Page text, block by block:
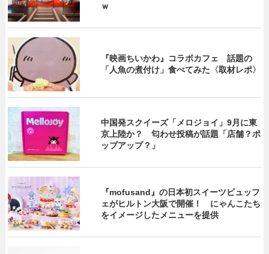
ｗ
『映画ちいかわ』コラボカフェ 話題の
「人魚の煮付け」食べてみた〈取材レポ〉
中国発スクイーズ「メロジョイ」9月に東
京上陸か？ 匂わせ投稿が話題「店舗？ポ
ップアップ？」
『mofusand』の日本初スイーツビュッフ
ェがヒルトン大阪で開催！ にゃんこたち
をイメージしたメニューを提供